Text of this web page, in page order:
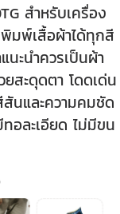
สำหรับเครื่อง
มพ์เสื้อผ้าได้ทุกสี
นะนำควรเป็นผ้า
สะดุดตา โดดเด่น
นและความคมชัด
อละเอียด ไม่มีขน